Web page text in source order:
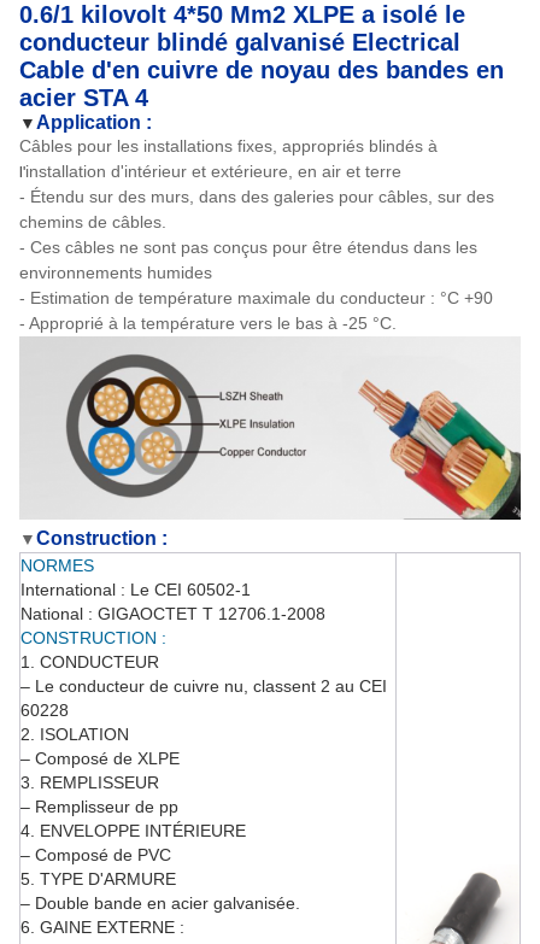
0.6/1 kilovolt 4*50 Mm2 XLPE a isolé le
conducteur blindé galvanisé Electrical
Cable d'en cuivre de noyau des bandes en
acier STA 4
▼Application :
Câbles pour les installations fixes, appropriés blindés à
l'installation d'intérieur et extérieure, en air et terre
- Étendu sur des murs, dans des galeries pour câbles, sur des
chemins de câbles.
- Ces câbles ne sont pas conçus pour être étendus dans les
environnements humides
- Estimation de température maximale du conducteur : °C +90
- Approprié à la température vers le bas à -25 °C.
▼Construction :
NORMES
International : Le CEI 60502-1
National : GIGAOCTET T 12706.1-2008
CONSTRUCTION :
1. CONDUCTEUR
– Le conducteur de cuivre nu, classent 2 au CEI
60228
2. ISOLATION
– Composé de XLPE
3. REMPLISSEUR
– Remplisseur de pp
4. ENVELOPPE INTÉRIEURE
– Composé de PVC
5. TYPE D'ARMURE
– Double bande en acier galvanisée.
6. GAINE EXTERNE :